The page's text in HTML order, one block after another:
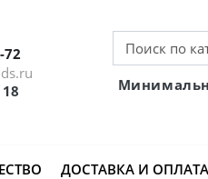
72
ДОСТАВКА И ОПЛАТА